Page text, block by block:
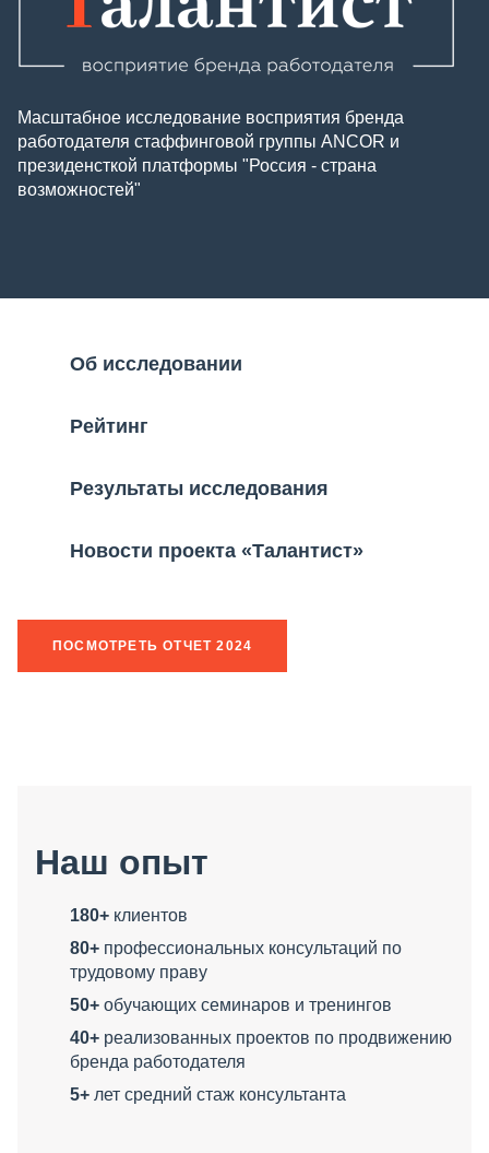
Масштабное исследование восприятия бренда
работодателя стаффинговой группы ANCOR и
президенсткой платформы "Россия - страна
возможностей"
Об исследовании
Рейтинг
Результаты исследования
Новости проекта «Талантист»
ПОСМОТРЕТЬ ОТЧЕТ 2024
Наш опыт
180+ клиентов
80+ профессиональных консультаций по
трудовому праву
50+ обучающих семинаров и тренингов
40+ реализованных проектов по продвижению
бренда работодателя
5+ лет средний стаж консультанта